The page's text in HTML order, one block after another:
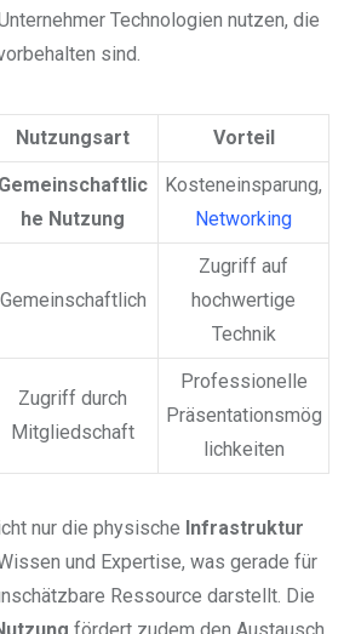
Technologien nutzen, die
sind.
Nutzungsart Vorteil
Gemeinschaftlic
he Nutzung
Kosteneinsparung,
Networking
Gemeinschaftlich
Zugriff auf
hochwertige
Technik
Zugriff durch
Mitgliedschaft
Professionelle
Präsentationsmög
lichkeiten
nur die physische Infrastruktur
und Expertise, was gerade für
Ressource darstellt. Die